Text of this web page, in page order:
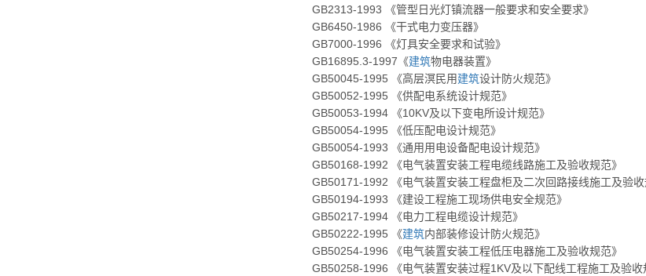
GB2313-1993 《管型日光灯镇流器一般要求和安全要求》
GB6450-1986 《干式电力变压器》
GB7000-1996 《灯具安全要求和试验》
GB16895.3-1997《建筑物电器装置》
GB50045-1995 《高层溟民用建筑设计防火规范》
GB50052-1995 《供配电系统设计规范》
GB50053-1994 《10KV及以下变电所设计规范》
GB50054-1995 《低压配电设计规范》
GB50054-1993 《通用用电设备配电设计规范》
GB50168-1992 《电气装置安装工程电缆线路施工及验收规范》
GB50171-1992 《电气装置安装工程盘柜及二次回路接线施工及验收
GB50194-1993 《建设工程施工现场供电安全规范》
GB50217-1994 《电力工程电缆设计规范》
GB50222-1995 《建筑内部装修设计防火规范》
GB50254-1996 《电气装置安装工程低压电器施工及验收规范》
GB50258-1996 《电气装置安装过程1KV及以下配线工程施工及验收